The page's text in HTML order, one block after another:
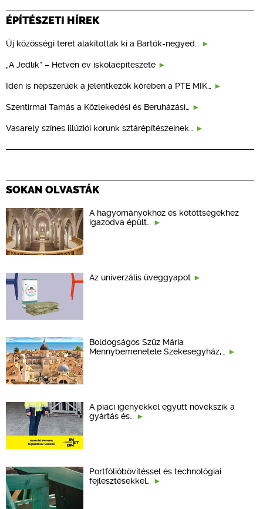
ÉPÍTÉSZETI HÍREK
Új közösségi teret alakítottak ki a Bartók-negyed…
„A Jedlik” – Hetven év iskolaépítészete
Idén is népszerűek a jelentkezők körében a PTE MIK…
Szentirmai Tamás a Közlekedési és Beruházási…
Vasarely színes illúziói korunk sztárépítészeinek…
SOKAN OLVASTÁK
A hagyományokhoz és kötöttségekhez
igazodva épült…
Az univerzális üveggyapot
Boldogságos Szűz Mária
Mennybemenetele Székesegyház,…
A piaci igényekkel együtt növekszik a
gyártás és…
Portfólióbővítéssel és technológiai
fejlesztésekkel…